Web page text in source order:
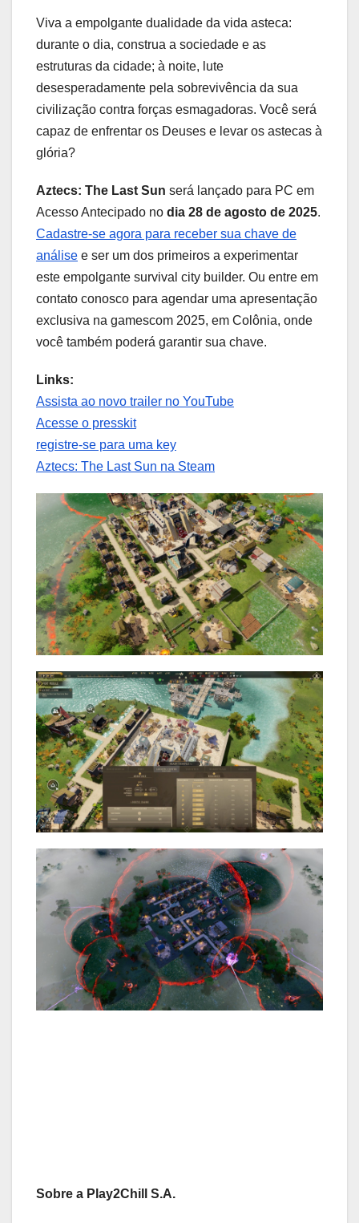
Viva a empolgante dualidade da vida asteca:
durante o dia, construa a sociedade e as
estruturas da cidade; à noite, lute
desesperadamente pela sobrevivência da sua
civilização contra forças esmagadoras. Você será
capaz de enfrentar os Deuses e levar os astecas à
glória?
Aztecs: The Last Sun será lançado para PC em
Acesso Antecipado no dia 28 de agosto de 2025.
Cadastre-se agora para receber sua chave de
análise e ser um dos primeiros a experimentar
este empolgante survival city builder. Ou entre em
contato conosco para agendar uma apresentação
exclusiva na gamescom 2025, em Colônia, onde
você também poderá garantir sua chave.
Links:
Assista ao novo trailer no YouTube
Acesse o presskit
registre-se para uma key
Aztecs: The Last Sun na Steam
Sobre a Play2Chill S.A.